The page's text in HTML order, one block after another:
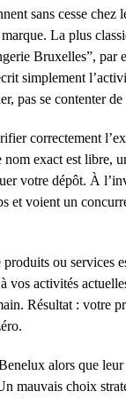
sans cesse chez
La plus
Bruxelles”, par
simplement
pas se contenter de
correctement
exact est libre,
votre dépôt. À
et voient un
produits ou services
vos activités
Résultat : votre
alors que
mauvais choix